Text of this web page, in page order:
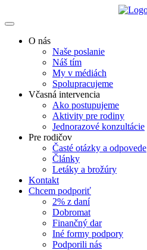
O nás
Naše poslanie
Náš tím
My v médiách
Spolupracujeme
Včasná intervencia
Ako postupujeme
Aktivity pre rodiny
Jednorazové konzultácie
Pre rodičov
Časté otázky a odpovede
Články
Letáky a brožúry
Kontakt
Chcem podporiť
2% z daní
Dobromat
Finančný dar
Iné formy podpory
Podporili nás